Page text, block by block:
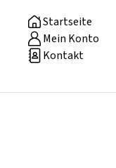
Startseite
Mein Konto
Kontakt